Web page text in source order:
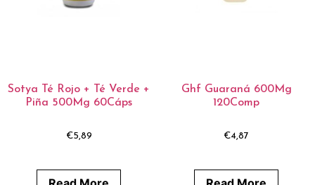
Sotya Té Rojo + Té Verde +
Piña 500Mg 60Cáps
€5,89
Ghf Guaraná 600Mg
120Comp
€4,87